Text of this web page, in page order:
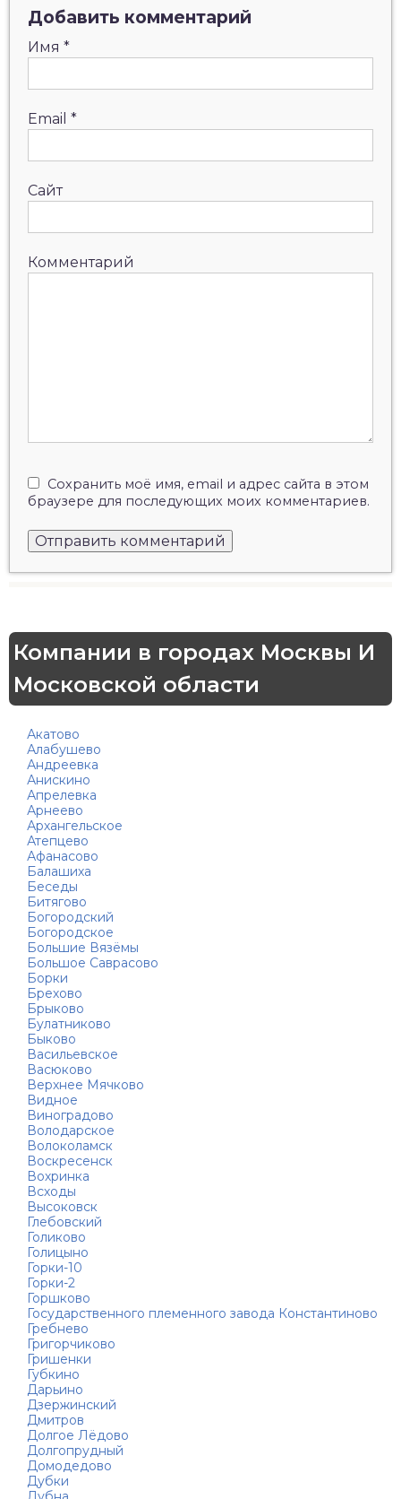
Добавить комментарий
Имя *
Email *
Сайт
Комментарий
Сохранить моё имя, email и адрес сайта в этом
браузере для последующих моих комментариев.
Компании в городах Москвы И
Московской области
Акатово
Алабушево
Андреевка
Анискино
Апрелевка
Арнеево
Архангельское
Атепцево
Афанасово
Балашиха
Беседы
Битягово
Богородский
Богородское
Большие Вязёмы
Большое Саврасово
Борки
Брехово
Брыково
Булатниково
Быково
Васильевское
Васюково
Верхнее Мячково
Видное
Виноградово
Володарское
Волоколамск
Воскресенск
Вохринка
Всходы
Высоковск
Глебовский
Голиково
Голицыно
Горки-10
Горки-2
Горшково
Государственного племенного завода Константиново
Гребнево
Григорчиково
Гришенки
Губкино
Дарьино
Дзержинский
Дмитров
Долгое Лёдово
Долгопрудный
Домодедово
Дубки